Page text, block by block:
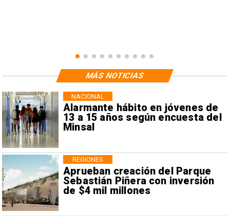
Alarmante hábito en jóvenes de
13 a 15 años según encuesta del
Minsal
NACIONAL
Aprueban creación del Parque
Sebastián Piñera con inversión
de $4 mil millones
REGIONES
MÁS NOTICIAS